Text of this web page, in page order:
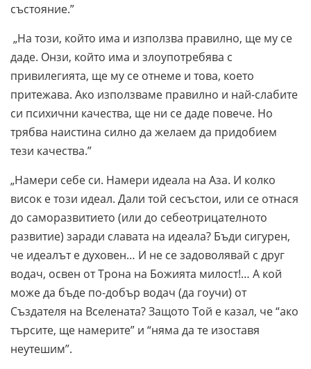
състояние.”
„На този, който има и използва правилно, ще му се
даде. Онзи, който има и злоупотребява с
привилегията, ще му се отнеме и това, което
притежава. Ако използваме правилно и най-слабите
си психични качества, ще ни се даде повече. Но
трябва наистина силно да желаем да придобием
тези качества.”
„Намери себе си. Намери идеала на Аза. И колко
висок е този идеал. Дали той сесъстои, или се отнася
до саморазвитието (или до себеотрицателното
развитие) заради славата на идеала? Бъди сигурен,
че идеалът е духовен… И не се задоволявай с друг
водач, освен от Трона на Божията милост!… А кой
може да бъде по-добър водач (да гоучи) от
Създателя на Вселената? Защото Той е казал, че “ако
търсите, ще намерите” и “няма да те изоставя
неутешим”.